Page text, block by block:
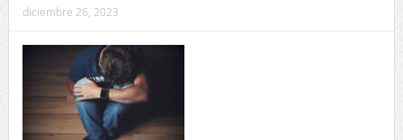
diciembre 26, 2023